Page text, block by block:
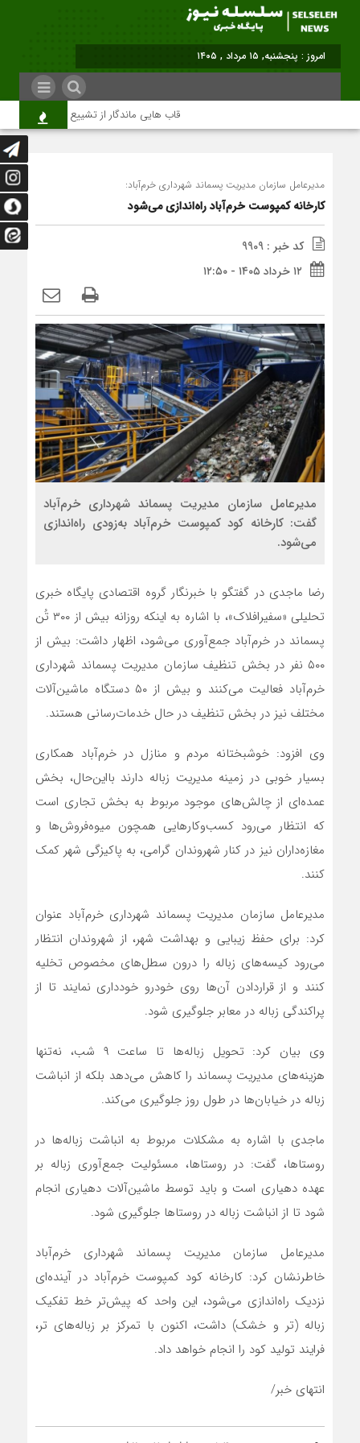
امروز : پنجشنبه, ۱۵ مرداد , ۱۴۰۵
قاب هایی ماندگار از تشییع رهبر شهید در
مدیرعامل سازمان مدیریت پسماند شهرداری خرم‌آباد:
کارخانه کمپوست خرم‌آباد راه‌اندازی می‌شود
کد خبر : 9909
۱۲ خرداد ۱۴۰۵ - ۱۲:۵۰
مدیرعامل سازمان مدیریت پسماند شهرداری خرم‌آباد
گفت: کارخانه کود کمپوست خرم‌آباد به‌زودی راه‌اندازی
می‌شود.
رضا ماجدی در گفتگو با خبرنگار گروه اقتصادی پایگاه خبری
تحلیلی «سفیرافلاک»، با اشاره به اینکه روزانه بیش از ۳۰۰ تُن
پسماند در خرم‌آباد جمع‌آوری می‌شود، اظهار داشت: بیش از
۵۰۰ نفر در بخش تنظیف سازمان مدیریت پسماند شهرداری
خرم‌آباد فعالیت می‌کنند و بیش از ۵۰ دستگاه ماشین‌آلات
مختلف نیز در بخش تنظیف در حال خدمات‌رسانی هستند.
وی افزود: خوشبختانه مردم و منازل در خرم‌آباد همکاری
بسیار خوبی در زمینه مدیریت زباله دارند بااین‌حال، بخش
عمده‌ای از چالش‌های موجود مربوط به بخش تجاری است
که انتظار می‌رود کسب‌وکارهایی همچون میوه‌فروش‌ها و
مغازه‌داران نیز در کنار شهروندان گرامی، به پاکیزگی شهر کمک
کنند.
مدیرعامل سازمان مدیریت پسماند شهرداری خرم‌آباد عنوان
کرد: برای حفظ زیبایی و بهداشت شهر، از شهروندان انتظار
می‌رود کیسه‌های زباله را درون سطل‌های مخصوص تخلیه
کنند و از قراردادن آن‌ها روی خودرو خودداری نمایند تا از
پراکندگی زباله در معابر جلوگیری شود.
وی بیان کرد: تحویل زباله‌ها تا ساعت ۹ شب، نه‌تنها
هزینه‌های مدیریت پسماند را کاهش می‌دهد بلکه از انباشت
زباله در خیابان‌ها در طول روز جلوگیری می‌کند.
ماجدی با اشاره به مشکلات مربوط به انباشت زباله‌ها در
روستا‌ها، گفت: در روستاها، مسئولیت جمع‌آوری زباله بر
عهده دهیاری است و باید توسط ماشین‌آلات دهیاری انجام
شود تا از انباشت زباله در روستاها جلوگیری شود.
مدیرعامل سازمان مدیریت پسماند شهرداری خرم‌آباد
خاطرنشان کرد: کارخانه کود کمپوست خرم‌آباد در آینده‌ای
نزدیک راه‌اندازی می‌شود، این واحد که پیش‌تر خط تفکیک
زباله (تر و خشک) داشت، اکنون با تمرکز بر زباله‌های تر،
فرایند تولید کود را انجام خواهد داد.
انتهای خبر/